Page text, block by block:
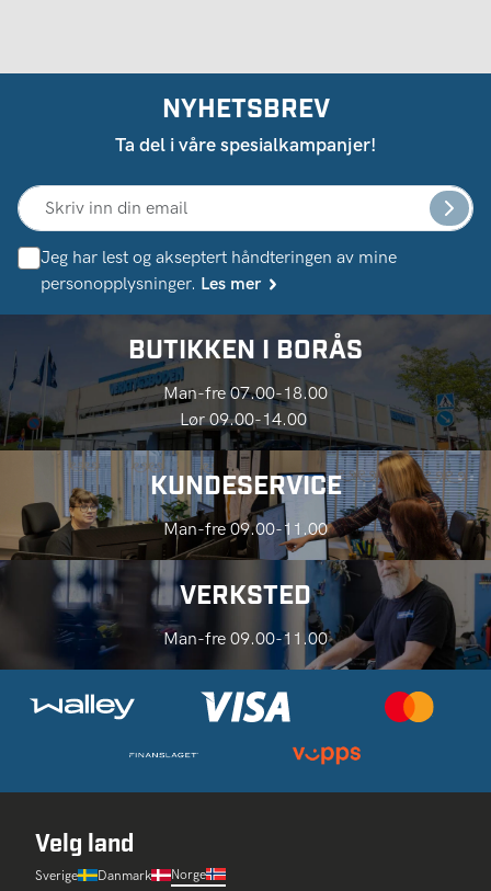
NYHETSBREV
Ta del i våre spesialkampanjer!
Jeg har lest og akseptert håndteringen av mine
personopplysninger. Les mer
BUTIKKEN I BORÅS
Man-fre 07.00-18.00
Lør 09.00-14.00
KUNDESERVICE
Man-fre 09.00-11.00
VERKSTED
Man-fre 09.00-11.00
Velg land
Sverige Danmark Norge